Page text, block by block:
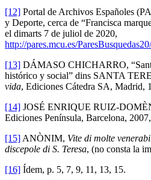
[12] Portal de Archivos Españoles
y Deporte, cerca de “Francisca
el dimarts 7 de juliol de 2020,
http://pares.mcu.es/
[13] DÁMASO CHICHARRO,
histórico y social” dins SANTA
vida, Ediciones Cátedra SA, Madrid,
[14] JOSÉ ENRIQUE RUIZ-
Ediciones Península, Barcelona,
[15] ANÒNIM, Vite di molte
discepole di S. Teresa, (no consta la
[16] Ídem, p. 5, 7, 9, 11, 13, 15.